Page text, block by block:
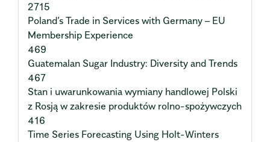
2715
Poland’s Trade in Services with Germany – EU
Membership Experience
469
Guatemalan Sugar Industry: Diversity and Trends
467
Stan i uwarunkowania wymiany handlowej Polski
z Rosją w zakresie produktów rolno-spożywczych
416
Time Series Forecasting Using Holt-Winters